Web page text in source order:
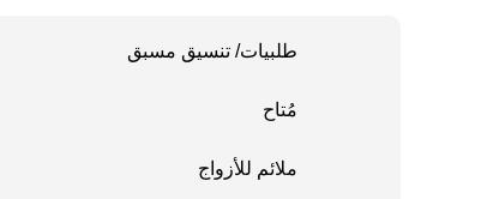
طلبيات/ تنسيق مسبق
مُتاح
ملائم للأزواج